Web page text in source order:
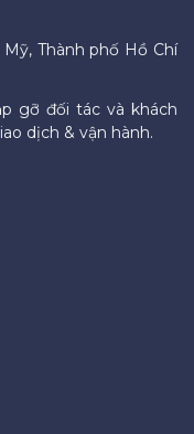
Thành phố Hồ Chí
gỡ đối tác và khách
dịch & vận hành.